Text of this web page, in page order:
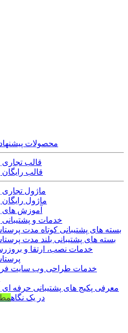
محصولات
قالب
قالب
ماژول
ماژول
آموزش های
خدمات و
بسته های پشتیبانی کوتاه مدت
بسته های پشتیبانی بلند مدت
خدمات نصب، ارتقا و
خدمات طراحی وب سایت
معرفی پکیج های پشتیبانی حرفه
در یک نگاه